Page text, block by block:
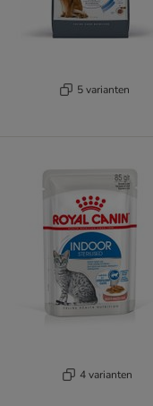
5 varianten
4 varianten